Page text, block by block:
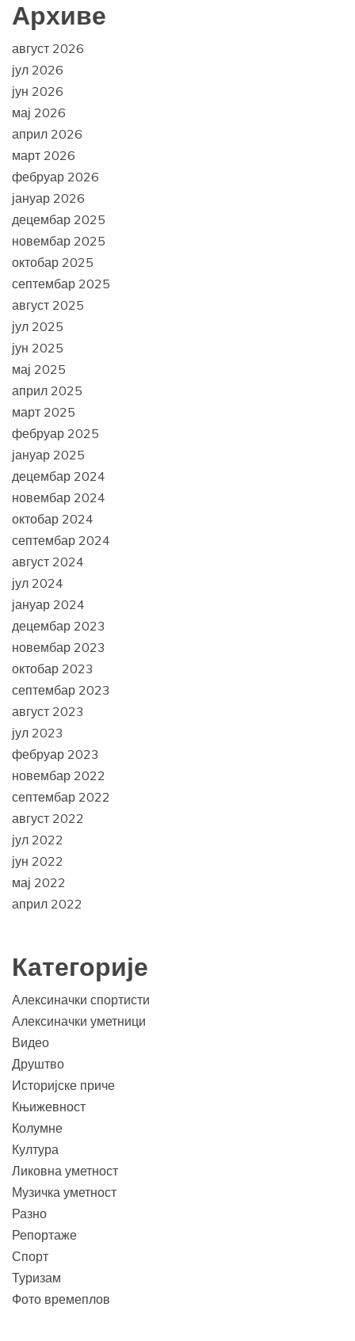
Архиве
август 2026
јул 2026
јун 2026
мај 2026
април 2026
март 2026
фебруар 2026
јануар 2026
децембар 2025
новембар 2025
октобар 2025
септембар 2025
август 2025
јул 2025
јун 2025
мај 2025
април 2025
март 2025
фебруар 2025
јануар 2025
децембар 2024
новембар 2024
октобар 2024
септембар 2024
август 2024
јул 2024
јануар 2024
децембар 2023
новембар 2023
октобар 2023
септембар 2023
август 2023
јул 2023
фебруар 2023
новембар 2022
септембар 2022
август 2022
јул 2022
јун 2022
мај 2022
април 2022
Категорије
Алексиначки спортисти
Алексиначки уметници
Видео
Друштво
Историјске приче
Књижевност
Колумне
Култура
Ликовна уметност
Музичка уметност
Разно
Репортаже
Спорт
Туризам
Фото времеплов